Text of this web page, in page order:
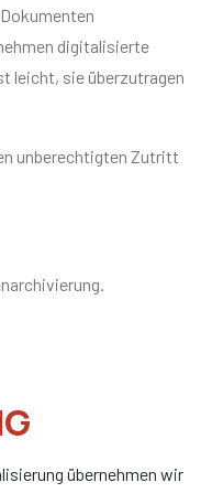
digitalisierte
leicht, sie überzutragen
unberechtigten Zutritt
übernehmen wir